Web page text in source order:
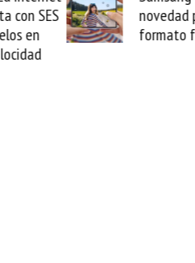
SES
novedad
formato fácil